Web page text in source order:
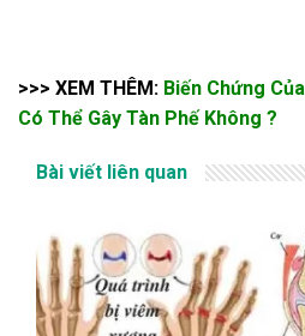
>>> XEM THÊM: Biến Chứng
Có Thể Gây Tàn Phế Không ?
Bài viết liên quan